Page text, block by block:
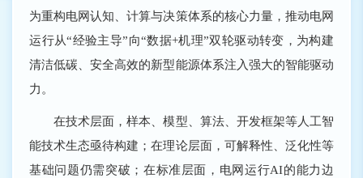
为重构电网认知、计算与决策体系的核心力量，推动电网
运行从“经验主导”向“数据+机理”双轮驱动转变，为构建
清洁低碳、安全高效的新型能源体系注入强大的智能驱动
力。
在技术层面，样本、模型、算法、开发框架等人工智
能技术生态亟待构建；在理论层面，可解释性、泛化性等
基础问题仍需突破；在标准层面，电网运行AI的能力边